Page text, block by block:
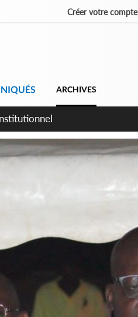
Créer votre compte
ARCHIVES
en sens inverse